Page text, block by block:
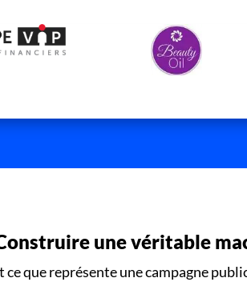
une véritable
ce que représente une campagne